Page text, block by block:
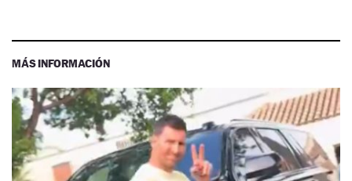
MÁS INFORMACIÓN